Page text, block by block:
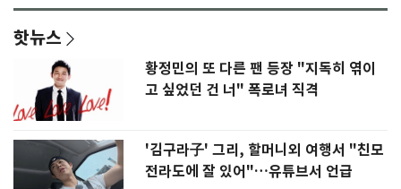
핫뉴스
황정민의 또 다른 팬 등장 "지독히 엮이
고 싶었던 건 너" 폭로녀 직격
'김구라子' 그리, 할머니외 여행서 "친모
전라도에 잘 있어"…유튜브서 언급